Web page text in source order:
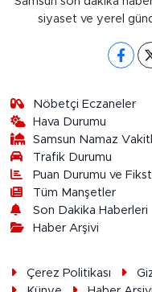
siyaset ve yerel
Nöbetçi Eczaneler
Hava Durumu
Samsun Namaz
Trafik Durumu
Puan Durumu ve
Tüm Manşetler
Son Dakika Haberleri
Haber Arşivi
Çerez Politikası